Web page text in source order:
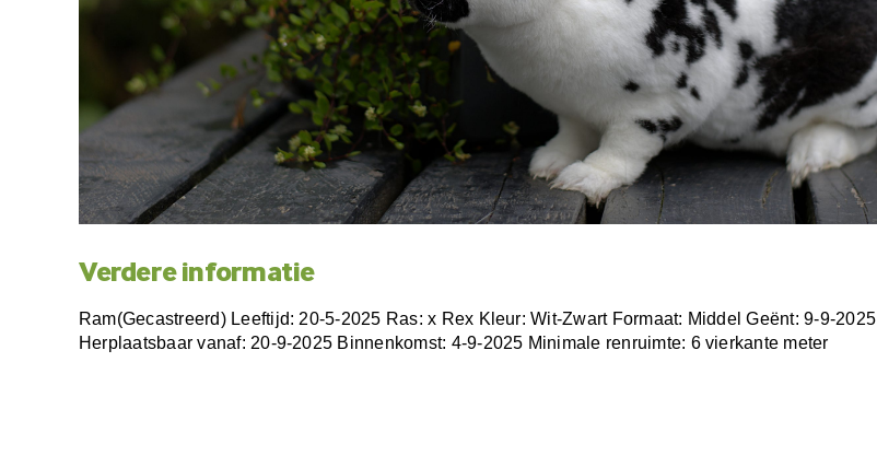
Verdere informatie
Ram(Gecastreerd) Leeftijd: 20-5-2025 Ras: x Rex Kleur: Wit-Zwart Formaat: Middel Geënt: 9-9-2025
Herplaatsbaar vanaf: 20-9-2025 Binnenkomst: 4-9-2025 Minimale renruimte: 6 vierkante meter